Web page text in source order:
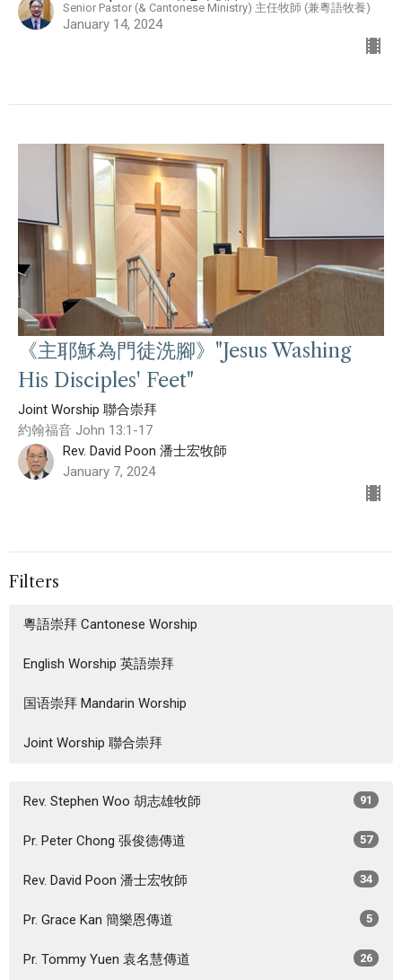
Senior Pastor (& Cantonese Ministry) 主任牧師 (兼粵語牧養)
January 14, 2024
《主耶穌為門徒洗腳》"Jesus Washing
His Disciples' Feet"
Joint Worship 聯合崇拜
約翰福音 John 13:1-17
Rev. David Poon 潘士宏牧師
January 7, 2024
Filters
粵語崇拜 Cantonese Worship
English Worship 英語崇拜
国语崇拜 Mandarin Worship
Joint Worship 聯合崇拜
Rev. Stephen Woo 胡志雄牧師 91
Pr. Peter Chong 張俊德傳道 57
Rev. David Poon 潘士宏牧師 34
Pr. Grace Kan 簡樂恩傳道 5
Pr. Tommy Yuen 袁名慧傳道 26